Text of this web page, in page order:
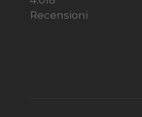
Recensioni